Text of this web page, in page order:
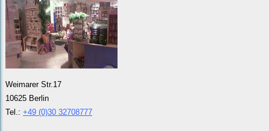
Weimarer Str.17
10625 Berlin
Tel.: +49 (0)30 32708777